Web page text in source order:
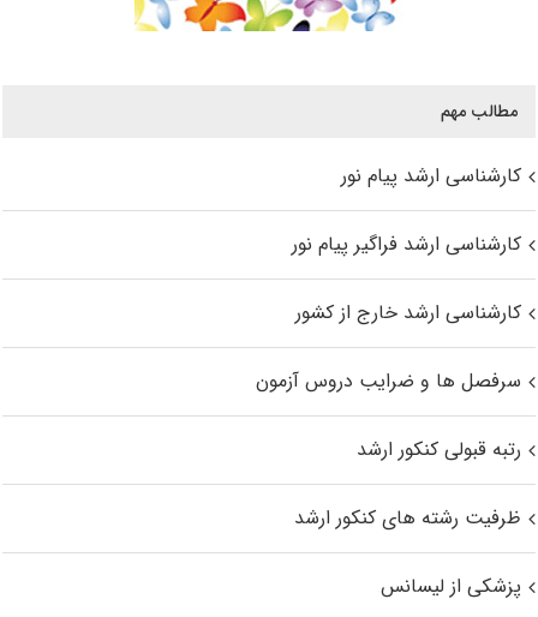
مطالب مهم
کارشناسی ارشد پیام نور
کارشناسی ارشد فراگیر پیام نور
کارشناسی ارشد خارج از کشور
سرفصل ها و ضرایب دروس آزمون
رتبه قبولی کنکور ارشد
ظرفیت رشته های کنکور ارشد
پزشکی از لیسانس